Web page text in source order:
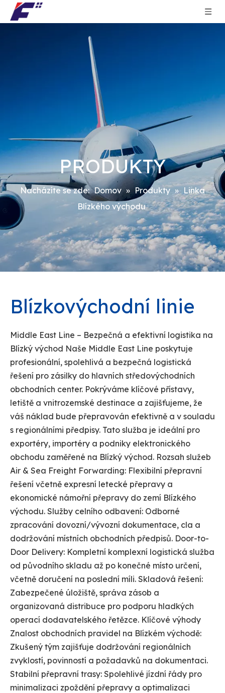
PRODUKTY
Nacházíte se zde: Domov » Produkty » Linka
Blízkého východu
Blízkovýchodní linie
Middle East Line – Bezpečná a efektivní logistika na
Blízký východ Naše Middle East Line poskytuje
profesionální, spolehlivá a bezpečná logistická
řešení pro zásilky do hlavních středovýchodních
obchodních center. Pokrýváme klíčové přístavy,
letiště a vnitrozemské destinace a zajišťujeme, že
váš náklad bude přepravován efektivně a v souladu
s regionálními předpisy. Tato služba je ideální pro
exportéry, importéry a podniky elektronického
obchodu zaměřené na Blízký východ. Rozsah služeb
Air & Sea Freight Forwarding: Flexibilní přepravní
řešení včetně expresní letecké přepravy a
ekonomické námořní přepravy do zemí Blízkého
východu. Služby celního odbavení: Odborné
zpracování dovozní/vývozní dokumentace, cla a
dodržování místních obchodních předpisů. Door-to-
Door Delivery: Kompletní komplexní logistická služba
od původního skladu až po konečné místo určení,
včetně doručení na poslední míli. Skladová řešení:
Zabezpečené úložiště, správa zásob a
organizovaná distribuce pro podporu hladkých
operací dodavatelského řetězce. Klíčové výhody
Znalost obchodních pravidel na Blízkém východě:
Zkušený tým zajišťuje dodržování regionálních
zvyklostí, povinností a požadavků na dokumentaci.
Stabilní přepravní trasy: Spolehlivé jízdní řády pro
minimalizaci zpoždění přepravy a optimalizaci